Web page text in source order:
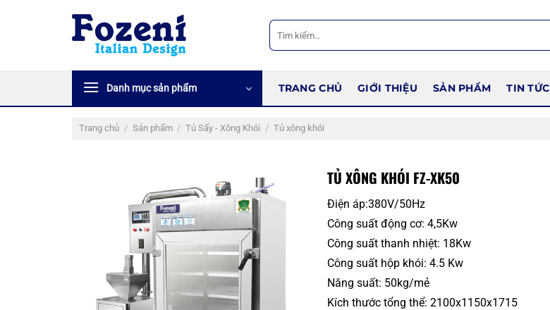
Tìm
kiếm:
Danh mục sản phẩm TRANG CHỦ GIỚI THIỆU SẢN PHẨM TIN TỨC
Trang chủ / Sản phẩm / Tủ Sấy - Xông Khói / Tủ xông khói
TỦ XÔNG KHÓI FZ-XK50
Điện áp:380V/50Hz
Công suất động cơ: 4,5Kw
Công suất thanh nhiệt: 18Kw
Công suất hộp khói: 4.5 Kw
Năng suất: 50kg/mẻ
Kích thước tổng thể: 2100x1150x1715